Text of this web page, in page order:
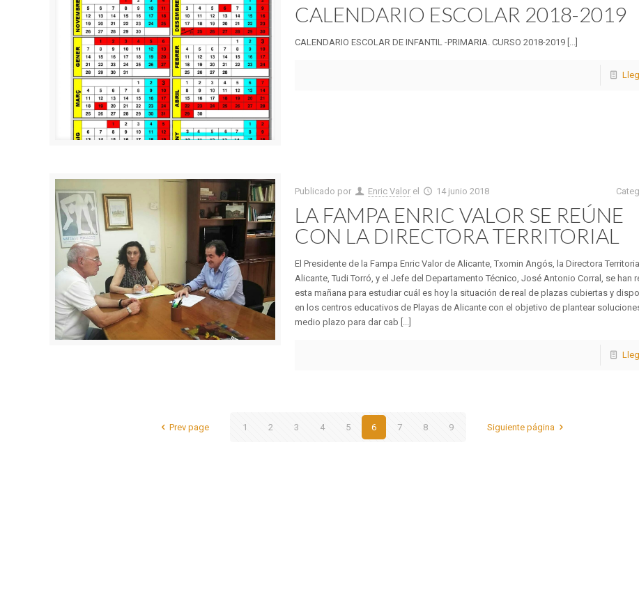
CALENDARIO ESCOLAR 2018-2019
CALENDARIO ESCOLAR DE INFANTIL -PRIMARIA. CURSO 2018-2019 [...]
Publicado por Enric Valor el 14 junio 2018
LA FAMPA ENRIC VALOR SE REÚNE
CON LA DIRECTORA TERRITORIAL
El Presidente de la Fampa Enric Valor de Alicante, Txomin Angós, la Directora
Alicante, Tudi Torró, y el Jefe del Departamento Técnico, José Antonio Corral, se han
esta mañana para estudiar cuál es hoy la situación de real de plazas cubiertas y
en los centros educativos de Playas de Alicante con el objetivo de plantear
medio plazo para dar cab [...]
Prev page 1 2 3 4 5 6 7 8 9 Siguiente página